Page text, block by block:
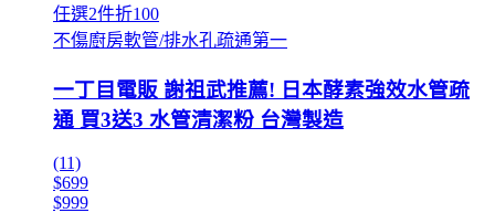
任選2件折100
不傷廚房軟管/排水孔疏通第一
一丁目電販 謝祖武推薦! 日本酵素強效水管疏
通 買3送3 水管清潔粉 台灣製造
(11)
$699
$999